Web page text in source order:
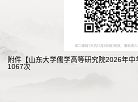
附件【山东大学儒学高等研究院2026年
1067次